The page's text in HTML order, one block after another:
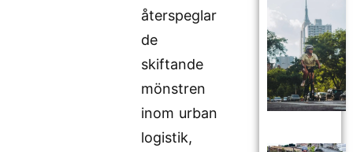
återspeglar
de
skiftande
mönstren
inom urban
logistik,